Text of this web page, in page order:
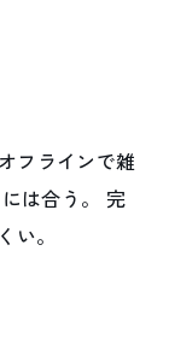
フラインで雑
は合う。 完
。